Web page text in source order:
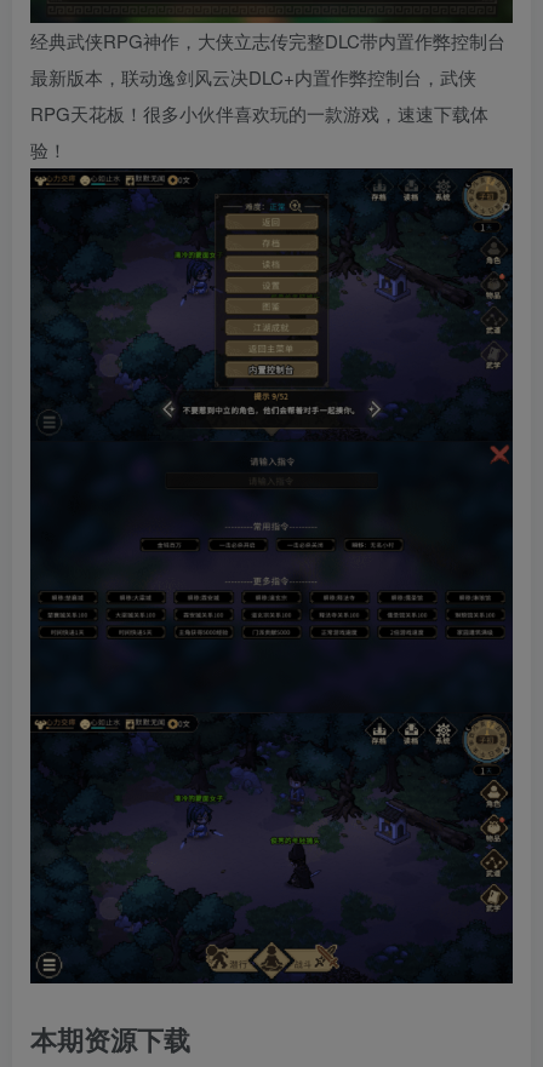
经典武侠RPG神作， 大侠立志传完整DLC带内置作弊控制台
最新版本，联动逸剑风云决DLC+内置作弊控制台，武侠
RPG天花板！很多小伙伴喜欢玩的一款游戏，速速下载体
验！
本期资源下载